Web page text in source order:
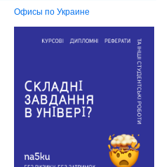
Офисы по Украине